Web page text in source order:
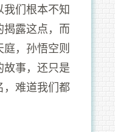
们根本不知
露这点，而
，孙悟空则
事，还只是
，难道我们都